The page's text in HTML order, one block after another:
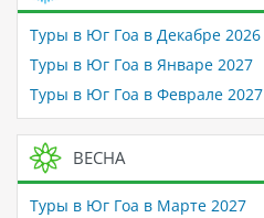
Туры в Юг Гоа в Декабре 2026
Туры в Юг Гоа в Январе 2027
Туры в Юг Гоа в Феврале 2027
ВЕСНА
Туры в Юг Гоа в Марте 2027